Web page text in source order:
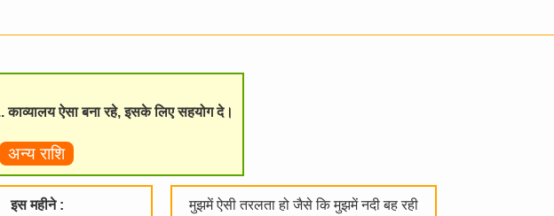
काव्यालय ऐसा बना रहे, इसके लिए सहयोग दे।
अन्य राशि
इस महीने :
मुझमें ऐसी तरलता हो जैसे कि मुझमें नदी बह रही